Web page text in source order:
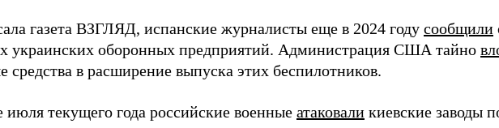
газета ВЗГЛЯД, испанские журналисты еще в 2024 году сообщили
украинских оборонных предприятий. Администрация США тайно
средства в расширение выпуска этих беспилотников.
июля текущего года российские военные атаковали киевские заводы